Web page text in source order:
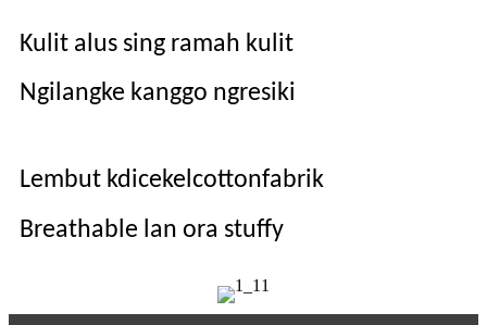
Kulit alus sing ramah kulit
Ngilangke kanggo ngresiki
Lembut kdicekelcottonfabrik
Breathable lan ora stuffy